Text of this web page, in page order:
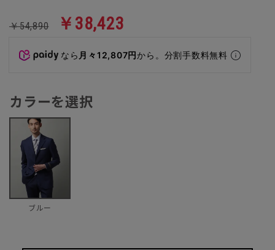
￥54,890 ￥38,423
なら 月々12,807円から。分割手数料無料
カラーを選択
ブルー